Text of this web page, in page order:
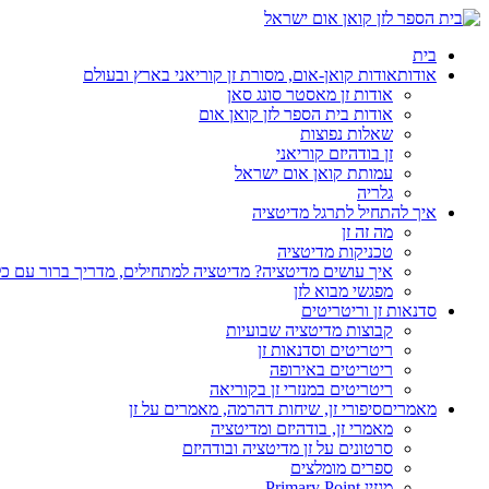
בית
אודותאודות קואן-אום, מסורת זן קוריאני בארץ ובעולם
אודות זן מאסטר סונג סאן
אודות בית הספר לזן קואן אום
שאלות נפוצות
זן בודהיזם קוריאני
עמותת קואן אום ישראל
גלריה
איך להתחיל לתרגל מדיטציה
מה זה זן
טכניקות מדיטציה
איך עושים מדיטציה? מדיטציה למתחילים, מדריך ברור עם
מפגשי מבוא לזן
סדנאות זן וריטריטים
קבוצות מדיטציה שבועיות
ריטריטים וסדנאות זן
ריטריטים באירופה
ריטריטים במנזרי זן בקוריאה
מאמריםסיפורי זן, שיחות דהרמה, מאמרים על זן
מאמרי זן, בודהיזם ומדיטציה
סרטונים על זן מדיטציה ובודהיזם
ספרים מומלצים